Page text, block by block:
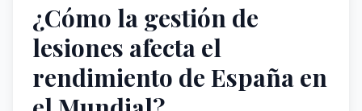
¿Cómo la gestión de
lesiones afecta el
rendimiento de España en